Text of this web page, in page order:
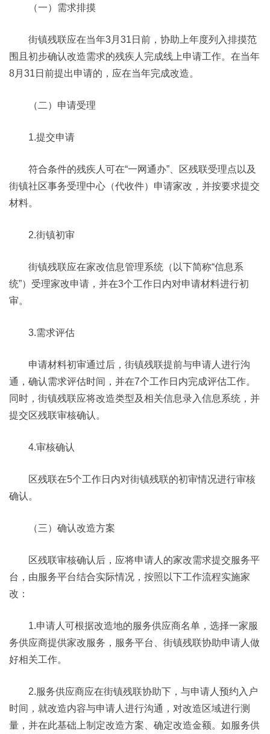
（一）需求排摸
街镇残联应在当年3月31日前，协助上年度列入排摸范
围且初步确认改造需求的残疾人完成线上申请工作。在当年
8月31日前提出申请的，应在当年完成改造。
（二）申请受理
1.提交申请
符合条件的残疾人可在“一网通办”、区残联受理点以及
街镇社区事务受理中心（代收件）申请家改，并按要求提交
材料。
2.街镇初审
街镇残联应在家改信息管理系统（以下简称“信息系
统”）受理家改申请，并在3个工作日内对申请材料进行初
审。
3.需求评估
申请材料初审通过后，街镇残联提前与申请人进行沟
通，确认需求评估时间，并在7个工作日内完成评估工作。
同时，街镇残联应将改造类型及相关信息录入信息系统，并
提交区残联审核确认。
4.审核确认
区残联在5个工作日内对街镇残联的初审情况进行审核
确认。
（三）确认改造方案
区残联审核确认后，应将申请人的家改需求提交服务平
台，由服务平台结合实际情况，按照以下工作流程实施家
改：
1.申请人可根据改造地的服务供应商名单，选择一家服
务供应商提供家改服务，服务平台、街镇残联协助申请人做
好相关工作。
2.服务供应商应在街镇残联协助下，与申请人预约入户
时间，就改造内容与申请人进行沟通，对改造区域进行测
量，并在此基础上制定改造方案、确定改造金额。如服务供